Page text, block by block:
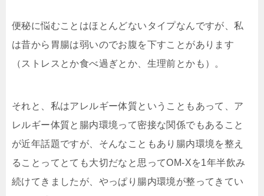
便秘に悩むことはほとんどないタイプなんですが、私
は昔から胃腸は弱いのでお腹を下すことがあります
（ストレスとか食べ過ぎとか、生理前とかも）。
それと、私はアレルギー体質ということもあって、ア
レルギー体質と腸内環境って密接な関係でもあること
が近年話題ですが、そんなこともあり腸内環境を整え
ることってとても大切だなと思ってOM-Xを1年半飲み
続けてきましたが、やっぱり腸内環境が整ってきてい